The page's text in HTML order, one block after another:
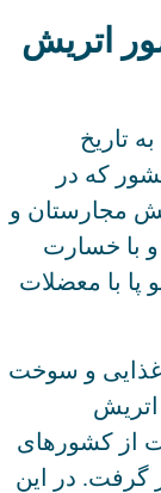
اتریش
تاریخ
که در
مجارستان و
و با خسارت
پا با معضلات
غذایی و سوخت
از کشورهای
گرفت. در این